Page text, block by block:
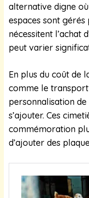
alternative digne
espaces sont
nécessitent l’achat
peut varier
En plus du coût de
comme le
personnalisation
s’ajouter. Ces
commémoration
d’ajouter des